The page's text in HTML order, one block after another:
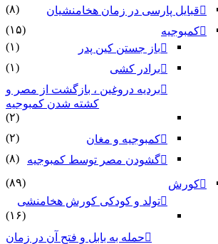
قبایل پارسی در زمان هخامنشیان
(۸)
کمبوجیه
(۱۵)
باز جستن کین پدر
(۱)
برادر کشی
(۱)
بردیه دروغین ، بازگشت از مصر و
کشته شدن کمبوجیه
(۲)
کمبوجیه و مغان
(۲)
گشودن مصر توسط کمبوجیه
(۸)
کورش
(۸۹)
تولد و کودکی کورش هخامنشی
(۱۶)
حمله به بابل و فتح آن در زمان